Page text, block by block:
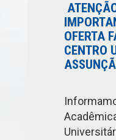
OFERTA
CENTRO